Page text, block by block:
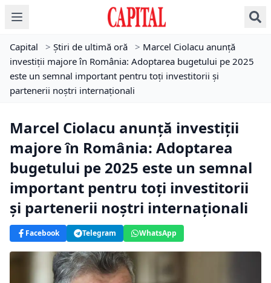
Capital > Știri de ultimă oră > Marcel Ciolacu anunță
investiții majore în România: Adoptarea bugetului pe 2025
este un semnal important pentru toți investitorii și
partenerii noștri internaționali
Marcel Ciolacu anunță investiții
majore în România: Adoptarea
bugetului pe 2025 este un semnal
important pentru toți investitorii
și partenerii noștri internaționali
Facebook Telegram WhatsApp